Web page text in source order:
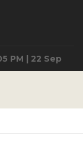
PM | 22 Sep